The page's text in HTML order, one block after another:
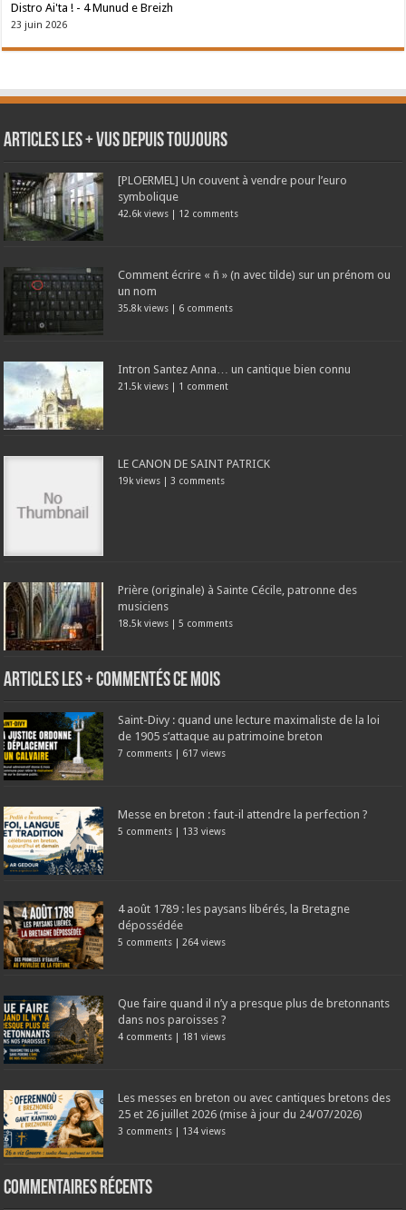
Distro Ai'ta ! - 4 Munud e Breizh
23 juin 2026
Articles les + vus depuis toujours
[PLOERMEL] Un couvent à vendre pour l’euro
symbolique
42.6k views | 12 comments
Comment écrire « ñ » (n avec tilde) sur un prénom ou
un nom
35.8k views | 6 comments
Intron Santez Anna… un cantique bien connu
21.5k views | 1 comment
LE CANON DE SAINT PATRICK
19k views | 3 comments
Prière (originale) à Sainte Cécile, patronne des
musiciens
18.5k views |5 comments
Articles les + commentés ce mois
Saint-Divy : quand une lecture maximaliste de la loi
de 1905 s’attaque au patrimoine breton
7 comments | 617 views
Messe en breton : faut-il attendre la perfection ?
5 comments | 133 views
4 août 1789 : les paysans libérés, la Bretagne
dépossédée
5 comments | 264 views
Que faire quand il n’y a presque plus de bretonnants
dans nos paroisses ?
4 comments | 181 views
Les messes en breton ou avec cantiques bretons des
25 et 26 juillet 2026 (mise à jour du 24/07/2026)
3 comments | 134 views
Commentaires récents